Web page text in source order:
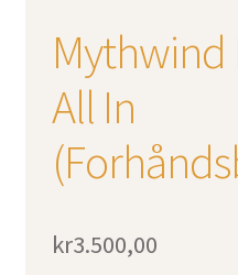
Mythwind
All In
kr3.500,00